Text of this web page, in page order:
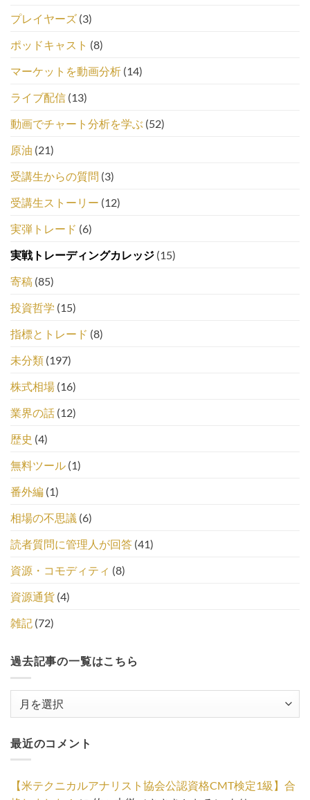
プレイヤーズ (3)
ポッドキャスト (8)
マーケットを動画分析 (14)
ライブ配信 (13)
動画でチャート分析を学ぶ (52)
原油 (21)
受講生からの質問 (3)
受講生ストーリー (12)
実弾トレード (6)
実戦トレーディングカレッジ (15)
寄稿 (85)
投資哲学 (15)
指標とトレード (8)
未分類 (197)
株式相場 (16)
業界の話 (12)
歴史 (4)
無料ツール (1)
番外編 (1)
相場の不思議 (6)
読者質問に管理人が回答 (41)
資源・コモディティ (8)
資源通貨 (4)
雑記 (72)
過去記事の一覧はこちら
事
の
覧
最近のコメント
【米テクニカルアナリスト協会公認資格CMT検定1級】合